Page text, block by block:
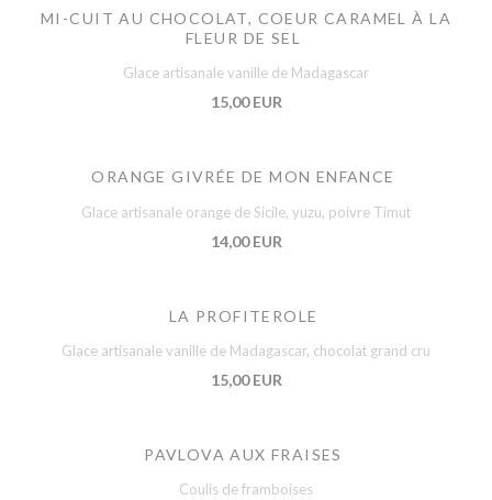
MI-CUIT AU CHOCOLAT, COEUR CARAMEL À LA
FLEUR DE SEL
Glace artisanale vanille de Madagascar
15,00 EUR
ORANGE GIVRÉE DE MON ENFANCE
Glace artisanale orange de Sicile, yuzu, poivre Timut
14,00 EUR
LA PROFITEROLE
Glace artisanale vanille de Madagascar, chocolat grand cru
15,00 EUR
PAVLOVA AUX FRAISES
Coulis de framboises